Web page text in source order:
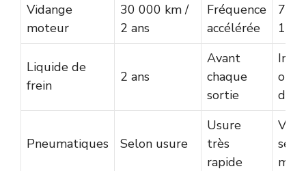
Vidange
moteur
30 000 km /
2 ans
Fréquence
accélérée
750
1
Liquide de
frein
2 ans
Avant
chaque
sortie
ou
devis
Pneumatiques Selon usure
Usure
très
rapide